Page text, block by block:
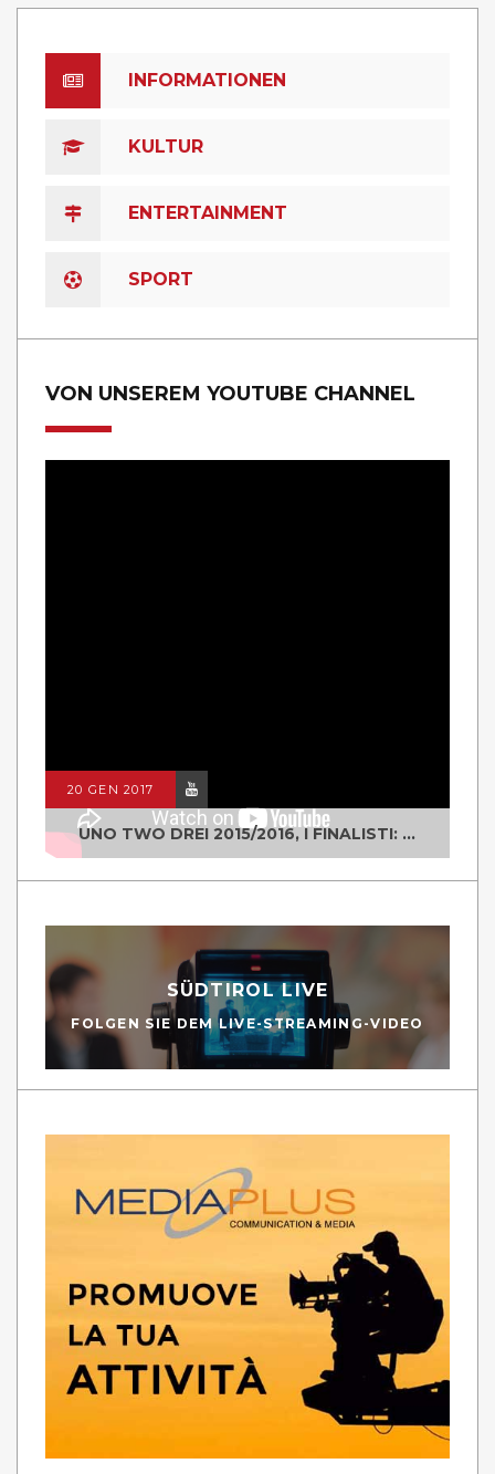
INFORMATIONEN
KULTUR
ENTERTAINMENT
SPORT
VON UNSEREM YOUTUBE CHANNEL
20 GEN 2017
UNO TWO DREI 2015/2016, I FINALISTI: CLASSE IV ALS ISTITUTO "DEGASPERI" BORGO VALSUGANA
SÜDTIROL LIVE
FOLGEN SIE DEM LIVE-STREAMING-VIDEO